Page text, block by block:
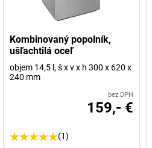
Kombinovaný popolník,
ušľachtilá oceľ
objem 14,5 l, š x v x h 300 x 620 x
240 mm
bez DPH
159,- €
(1)